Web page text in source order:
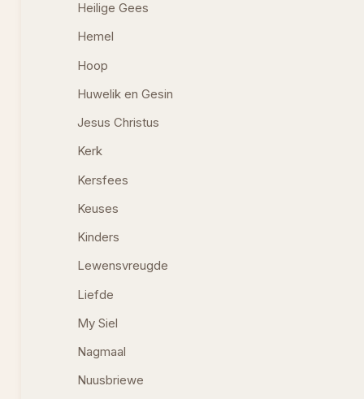
Heilige Gees
Hemel
Hoop
Huwelik en Gesin
Jesus Christus
Kerk
Kersfees
Keuses
Kinders
Lewensvreugde
Liefde
My Siel
Nagmaal
Nuusbriewe